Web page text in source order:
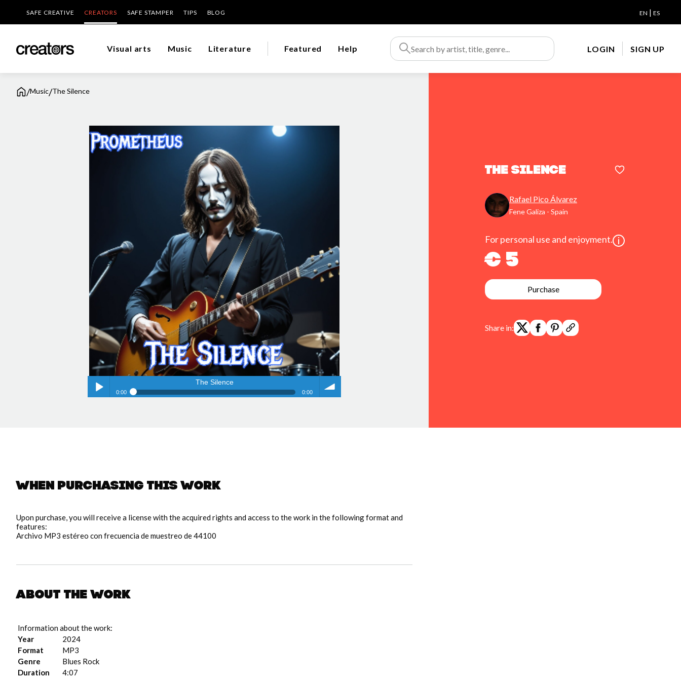
SAFE CREATIVE CREATORS SAFE STAMPER TIPS BLOG EN | ES
Visual arts Music Literature Featured Help LOGIN SIGN UP
/Music/The Silence
The Silence
Rafael Pico Álvarez
Fene Galiza - Spain
For personal use and enjoyment.
€ 5
Purchase
Share in:
pause
The Silence
0:00 0:00
When purchasing this work
Upon purchase, you will receive a license with the acquired rights and access to the work in the following format and
features:
Archivo MP3 estéreo con frecuencia de muestreo de 44100
About the work
Information about the work:
Year
2024
Format
MP3
Genre
Blues Rock
Duration
4:07